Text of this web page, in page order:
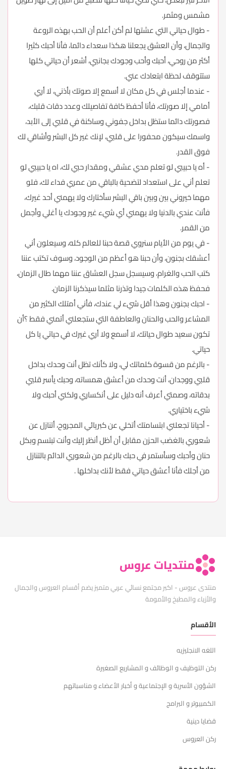
مشمس ومثمر.
- طوال حياتي التي عشتها لم أكن أعلم أن الحب بهذه الروعة
والجمال، وأن العشق يجعلنا هكذا سعداء دائما، فأنا أحبك كثيرا
أكثر من روحي، أحبك وأحب وجودك بجانبي، أشعر أن حياتي كلها
ستتوقف لحظة ابتعادك عني.
- عندما أجلس في كل مكان لا أسمع إلا صوتك بأذني، لا أري
أمامي إلا صورتك، فأنا أحفظ كافة تفاصيلك وعدد دقات قلبك،
فصورتك دائما ستظل بداخل جفوني وساكنة في قلبي إلى الأبد،
واسمك سيكون محفورا على قلبي، لإنك غير كل البشر وأشاقي لك
فوق القدر.
- أه يا حبيبي لو تعلم مدي عشقي ومقدار حبي لك، اه يا حبيبي لو
تعلم أني على استعداد لتضحية بالباقي من عمري فداء لك، فلو
مهما خيروني بين وبين باقي البشر سأختارك ولا يهمني أحد غيرك،
فأنت عندي بالدنيا ولا يهمني أي شيء غير وجودك يا أغلي وأجمل
من القمر.
- في يوم من الأيام سنروي قصة حبنا للعالم كله، وسيعلون أني
أعشقك بجنون، وأن حبنا هو أعظم من الوجود، وسوف تكتب عننا
كتب الحب والغرام، وسيسجل سجل العشاق عننا مهما طال الزمان،
فحفظ هذه الكلمات جيدا وتذرنا مثلما سيذكرنا الزمان.
- احبك بجنون وهذا أقل شيء لي عندك، فأني أمتلك الكثير من
المشاعر والحب والحنان والعاطفة التي ستجعلني أتمني فقط ؟أن
تكون سعيد طوال حياتك، لا أسمع ولا أري غيرك في حياتي يا كل
حياتي.
- بالرغم من قسوة كلماتك لي، ولا كأنك تظل أنت وحدك بداخل
قلبي ووجدان، أنت وحدك من أعشق همساته، وحبك يأسر قلبي
بدقاته، وصمتي أعرف أنه دليل على أنكساري ولكني أحبك ولا
شيء باختياري.
- أحيانا تجعلني ابتسامتك أتخلي عن كبريائي المجروح، أتنازل عن
شعوري بالغضب الحزن مقابل أن أظل أنظر إليك وأنت تبتسم وبكل
حنان وأحبك وسأستمر في حبك بالرغم من شعوري الدائم بالتنازل
من أجلك فأنا أعشق حياتي فقط لأنك بداخلها .
منتديات عروس
منتدى عروس - اكبر مجتمع نسائي عربي متميز يضم أقسام العروس والجمال
والأزياء والمطبخ والأمومة
الأقسام
اللغه الانجليزيه
ركن التوظيف و الوظائف و المشاريع الصغيرة
الشؤون الأسرية و الإجتماعية و أخبار الأعضاء و مناسباتهم
الكمبيوتر و البرامج
قضايا دينية
ركن العروس